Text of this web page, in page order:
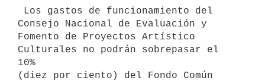
Consejo Nacional de Evaluación y
Fomento de Proyectos Artístico
Culturales no podrán sobrepasar el
10%
(diez por ciento) del Fondo Común